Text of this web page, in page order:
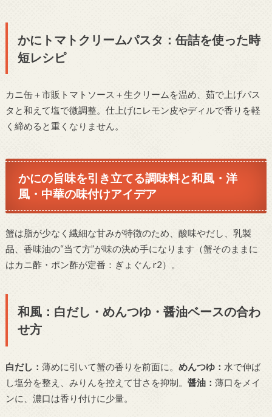
かにトマトクリームパスタ：缶詰を使った時
短レシピ
カニ缶＋市販トマトソース＋生クリームを温め、茹で上げパス
タと和えて塩で微調整。仕上げにレモン皮やディルで香りを軽
く締めると重くなりません。
かにの旨味を引き立てる調味料と和風・洋
風・中華の味付けアイデア
蟹は脂が少なく繊細な甘みが特徴のため、酸味やだし、乳製
品、香味油の“当て方”が味の決め手になります（蟹そのままに
はカニ酢・ポン酢が定番：ぎょぐん r2）。
和風：白だし・めんつゆ・醤油ベースの合わ
せ方
白だし： 薄めに引いて蟹の香りを前面に。 めんつゆ： 水で伸ば
し塩分を整え、みりんを控えて甘さを抑制。 醤油： 薄口をメイ
ンに、濃口は香り付けに少量。